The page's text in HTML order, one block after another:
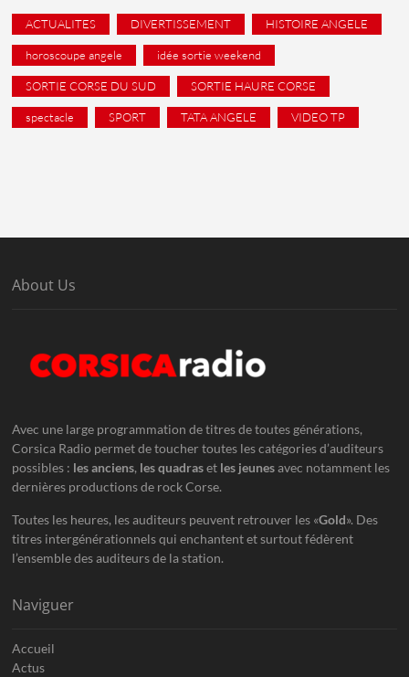
ACTUALITES DIVERTISSEMENT HISTOIRE ANGELE
horoscoupe angele idée sortie weekend
SORTIE CORSE DU SUD SORTIE HAURE CORSE
spectacle SPORT TATA ANGELE VIDEO TP
About Us
Avec une large programmation de titres de toutes générations,
Corsica Radio permet de toucher toutes les catégories d’auditeurs
possibles : les anciens, les quadraset les jeunesavec notamment les
dernières productions de rock Corse.
Toutes les heures, les auditeurs peuvent retrouver les «Gold». Des
titres intergénérationnels qui enchantent et surtout fédèrent
l’ensemble des auditeurs de la station.
Naviguer
Accueil
Actus